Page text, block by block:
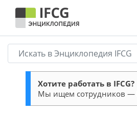
Хотите работать в IFCG?
Мы ищем сотрудников —